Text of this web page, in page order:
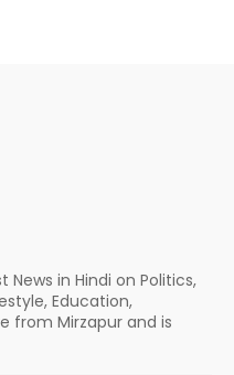
News in Hindi on Politics,
Education,
from Mirzapur and is